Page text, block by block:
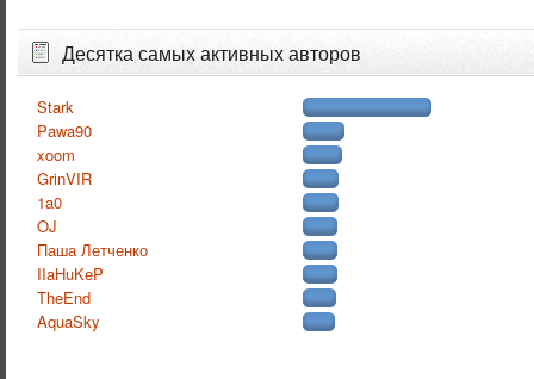
Десятка самых активных авторов
Stark
Pawa90
xoom
GrinVIR
1a0
OJ
Паша Летченко
IIaHuKeP
TheEnd
AquaSky